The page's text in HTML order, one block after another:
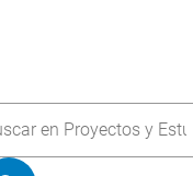
de búsqueda
en Proyectos y Estudios Clínicos